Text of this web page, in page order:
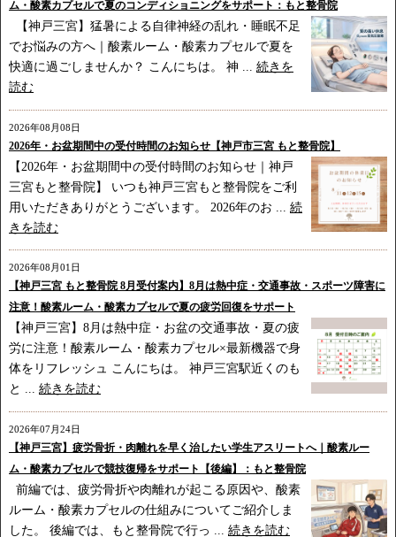
ム・酸素カプセルで夏のコンディショニングをサポート：もと整骨院
【神戸三宮】猛暑による自律神経の乱れ・睡眠不足
でお悩みの方へ｜酸素ルーム・酸素カプセルで夏を
快適に過ごしませんか？ こんにちは。 神 ... 続きを
読む
2026年08月08日
2026年・お盆期間中の受付時間のお知らせ【神戸市三宮 もと整骨院】
【2026年・お盆期間中の受付時間のお知らせ｜神戸
三宮もと整骨院】 いつも神戸三宮もと整骨院をご利
用いただきありがとうございます。 2026年のお ... 続
きを読む
2026年08月01日
【神戸三宮 もと整骨院 8月受付案内】8月は熱中症・交通事故・スポーツ障害に
注意！酸素ルーム・酸素カプセルで夏の疲労回復をサポート
【神戸三宮】8月は熱中症・お盆の交通事故・夏の疲
労に注意！酸素ルーム・酸素カプセル×最新機器で身
体をリフレッシュ こんにちは。 神戸三宮駅近くのも
と ... 続きを読む
2026年07月24日
【神戸三宮】疲労骨折・肉離れを早く治したい学生アスリートへ｜酸素ルー
ム・酸素カプセルで競技復帰をサポート【後編】：もと整骨院
前編では、疲労骨折や肉離れが起こる原因や、酸素
ルーム・酸素カプセルの仕組みについてご紹介しま
した。 後編では、もと整骨院で行っ ... 続きを読む